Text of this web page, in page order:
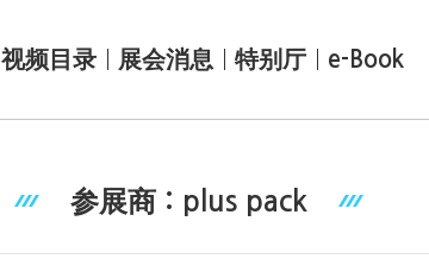
视频目录 展会消息 特别厅 e-Book
参展商 : plus pack